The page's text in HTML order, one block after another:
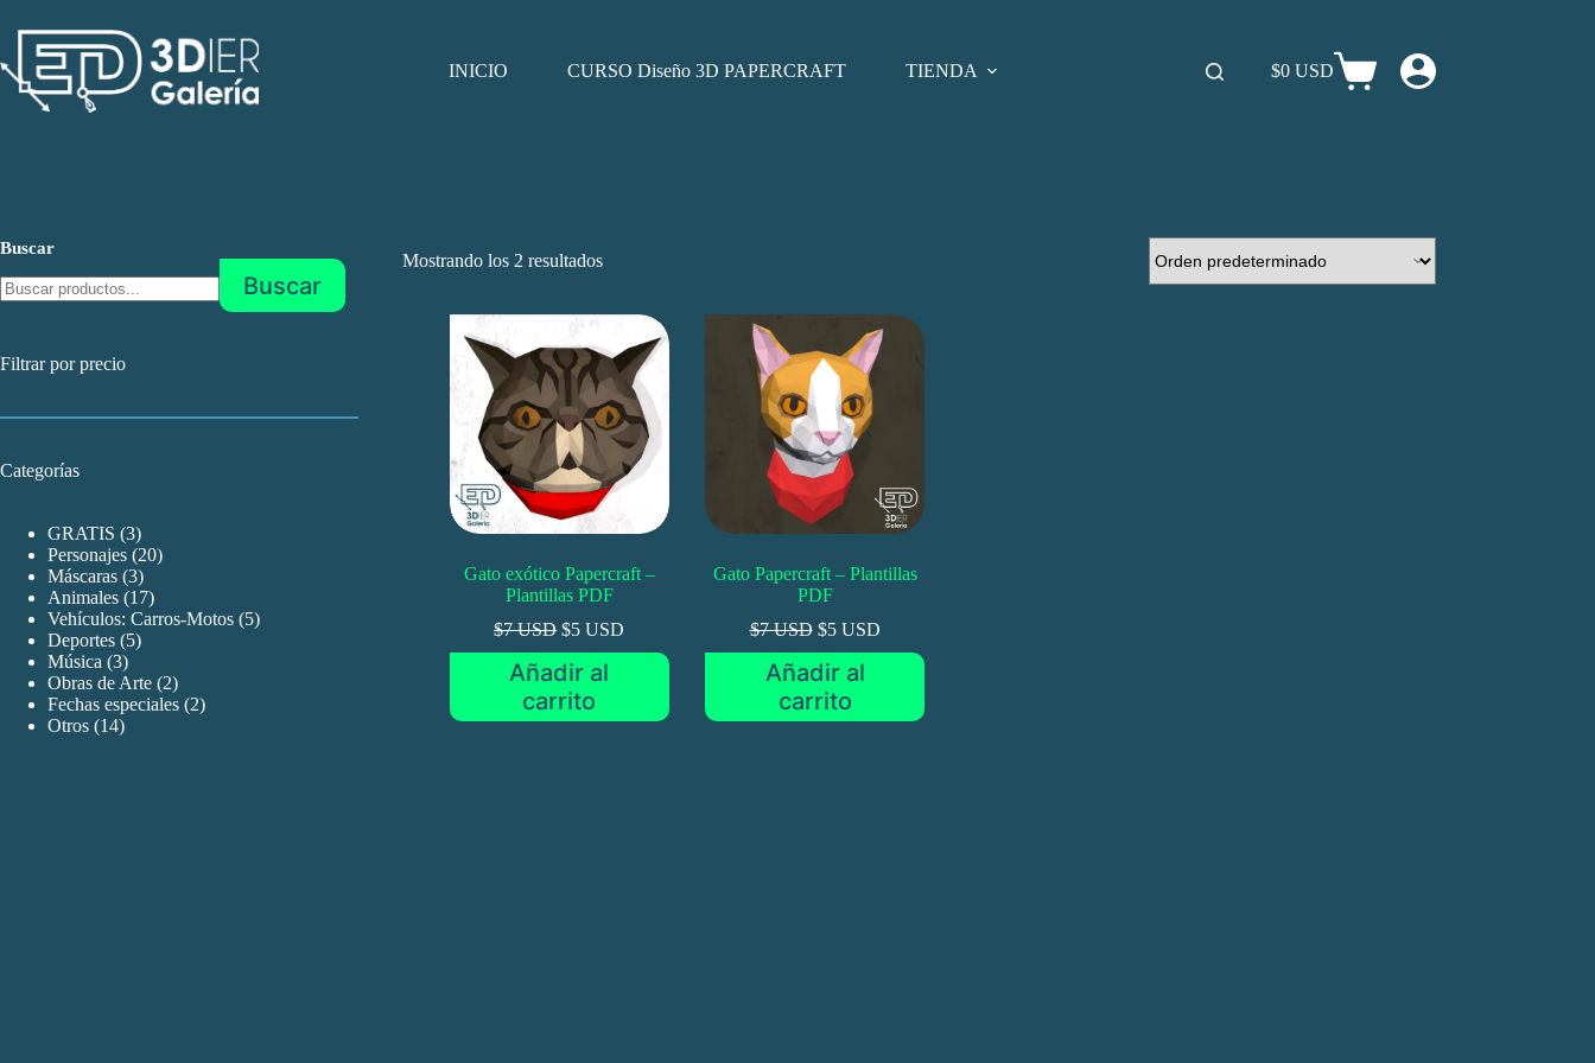
contenido
INICIO
CURSO Diseño 3D PAPERCRAFT TIENDA
Carro
$0 USD
Mostrando los 2 resultados
Gato exótico Papercraft –
Plantillas PDF
$7 USD $5 USD
Añadir al
carrito
Gato Papercraft – Plantillas
PDF
$7 USD $5 USD
Añadir al
carrito
Buscar
Buscar
Filtrar por precio
Categorías
GRATIS 33
productos
Personajes 2020
Máscaras 33
productos
Animales 1717
productos
Vehículos: Carros-Motos 55
Deportes 55
Música 33
productos
Obras de Arte 22
productos
Fechas especiales 22
Otros 1414